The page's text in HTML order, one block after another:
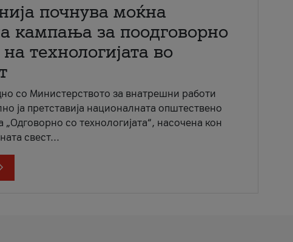
почнува моќна
кампања за поодговорно
технологијата во
со Министерството за внатрешни работи
ја претставија националната општествено
со технологијата“, насочена кон
свест...